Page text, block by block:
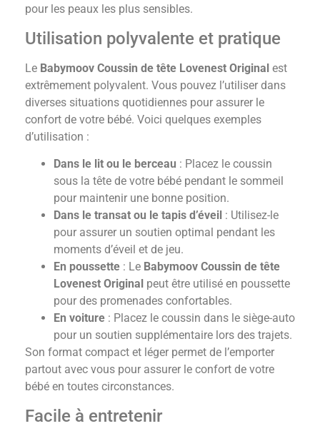
pour les peaux les plus sensibles.
Utilisation polyvalente et pratique
Le Babymoov Coussin de tête Lovenest Original est
extrêmement polyvalent. Vous pouvez l’utiliser dans
diverses situations quotidiennes pour assurer le
confort de votre bébé. Voici quelques exemples
d’utilisation :
Dans le lit ou le berceau : Placez le coussin
sous la tête de votre bébé pendant le sommeil
pour maintenir une bonne position.
Dans le transat ou le tapis d’éveil : Utilisez-le
pour assurer un soutien optimal pendant les
moments d’éveil et de jeu.
En poussette : Le Babymoov Coussin de tête
Lovenest Original peut être utilisé en poussette
pour des promenades confortables.
En voiture : Placez le coussin dans le siège-auto
pour un soutien supplémentaire lors des trajets.
Son format compact et léger permet de l’emporter
partout avec vous pour assurer le confort de votre
bébé en toutes circonstances.
Facile à entretenir